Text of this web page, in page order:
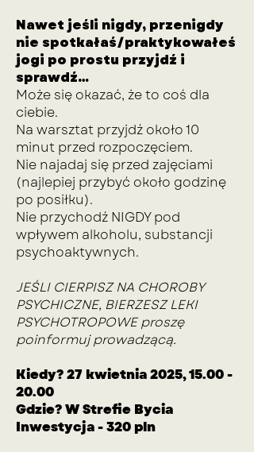
Nawet jeśli nigdy, przenigdy
nie spotkałaś/praktykowałeś
jogi po prostu przyjdź i
sprawdź…
Może się okazać, że to coś dla
ciebie.
Na warsztat przyjdź około 10
minut przed rozpoczęciem.
Nie najadaj się przed zajęciami
(najlepiej przybyć około godzinę
po posiłku).
Nie przychodź NIGDY pod
wpływem alkoholu, substancji
psychoaktywnych.
JEŚLI CIERPISZ NA CHOROBY
PSYCHICZNE, BIERZESZ LEKI
PSYCHOTROPOWE proszę
poinformuj prowadzącą.
Kiedy? 27 kwietnia 2025,15.00 -
20.00
Gdzie? W Strefie Bycia
Inwestycja - 320 pln